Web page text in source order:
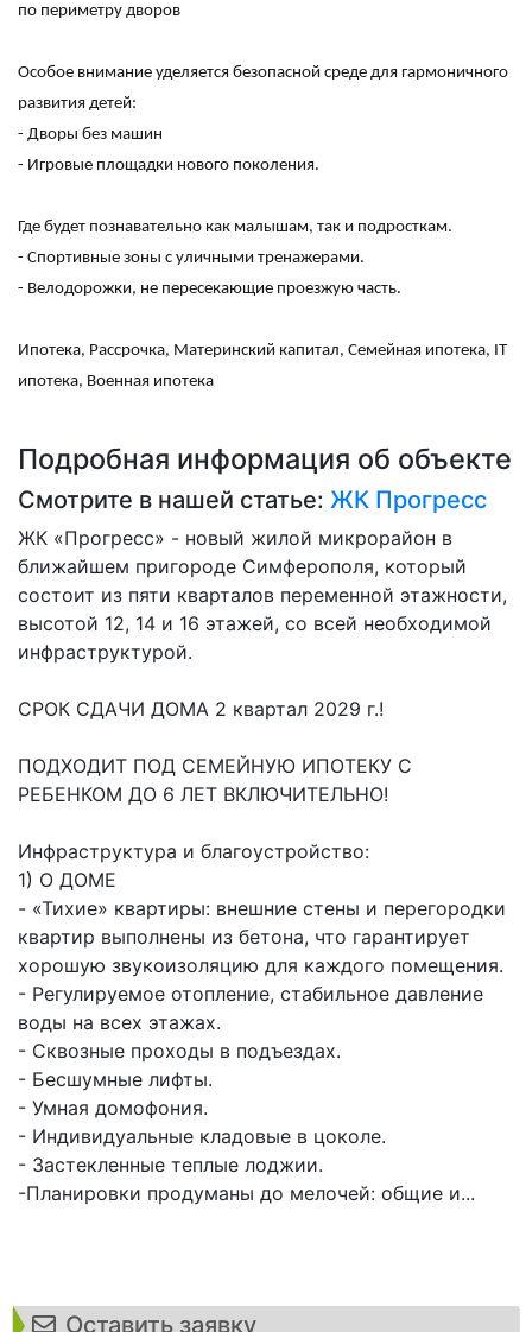
Оставить заявку
по периметру дворов
Особое внимание уделяется безопасной среде для гармоничного
развития детей:
- Дворы без машин
- Игровые площадки нового поколения.
Где будет познавательно как малышам, так и подросткам.
- Спортивные зоны с уличными тренажерами.
- Велодорожки, не пересекающие проезжую часть.
Ипотека, Рассрочка, Материнский капитал, Семейная ипотека, IT
ипотека, Военная ипотека
Подробная информация об объекте
Смотрите в нашей статье: ЖК Прогресс
ЖК «Прогресс» - новый жилой микрорайон в
ближайшем пригороде Симферополя, который
состоит из пяти кварталов переменной этажности,
высотой 12, 14 и 16 этажей, со всей необходимой
инфраструктурой.
СРОК СДАЧИ ДОМА 2 квартал 2029 г.!
ПОДХОДИТ ПОД СЕМЕЙНУЮ ИПОТЕКУ С
РЕБЕНКОМ ДО 6 ЛЕТ ВКЛЮЧИТЕЛЬНО!
Инфраструктура и благоустройство:
1) О ДОМЕ
- «Тихие» квартиры: внешние стены и перегородки
квартир выполнены из бетона, что гарантирует
хорошую звукоизоляцию для каждого помещения.
- Регулируемое отопление, стабильное давление
воды на всех этажах.
- Сквозные проходы в подъездах.
- Бесшумные лифты.
- Умная домофония.
- Индивидуальные кладовые в цоколе.
- Застекленные теплые лоджии.
-Планировки продуманы до мелочей: общие и...